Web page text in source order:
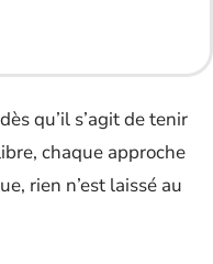
qu’il s’agit de tenir
chaque approche
rien n’est laissé au